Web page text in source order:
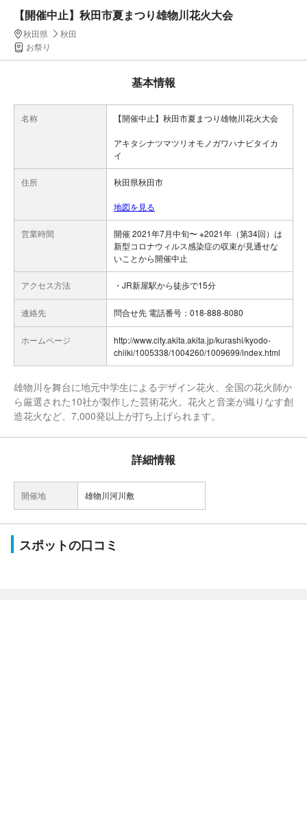
【開催中止】秋田市夏まつり雄物川花火大会
秋田県
秋田
お祭り
基本情報
名称 【開催中止】秋田市夏まつり雄物川花火大会
アキタシナツマツリオモノガワハナビタイカ
イ
住所 秋田県秋田市
地図を見る
営業時間
開催 2021年7月中旬〜 ※2021年（第34回）は
新型コロナウィルス感染症の収束が見通せな
いことから開催中止
アクセス方法 ・JR新屋駅から徒歩で15分
連絡先 問合せ先 電話番号：018-888-8080
ホームページ
http://www.city.akita.akita.jp/kurashi/kyodo-
chiiki/1005338/1004260/1009699/index.html
雄物川を舞台に地元中学生によるデザイン花火、全国の花火師か
ら厳選された10社が製作した芸術花火。花火と音楽が織りなす創
造花火など、7,000発以上が打ち上げられます。
詳細情報
開催地 雄物川河川敷
スポットの口コミ